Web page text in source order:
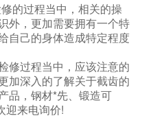
的过程当中，相关的操
外，更加需要拥有一个特
自己的身体造成特定程度
修过程当中，应该注意的
加深入的了解关于截齿的
品，钢材*先、锻造可
迎来电询价!